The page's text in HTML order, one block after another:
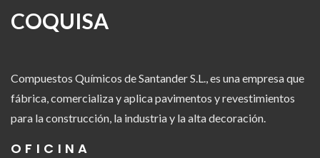
COQUISA
Compuestos Químicos de Santander S.L., es una empresa que
fábrica, comercializa y aplica pavimentos y revestimientos
para la construcción, la industria y la alta decoración.
OFICINA